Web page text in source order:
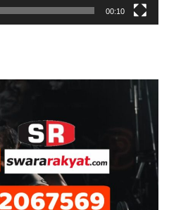
00:10